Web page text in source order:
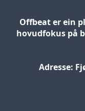
Offbeat er ein
hovudfokus på
Adresse: